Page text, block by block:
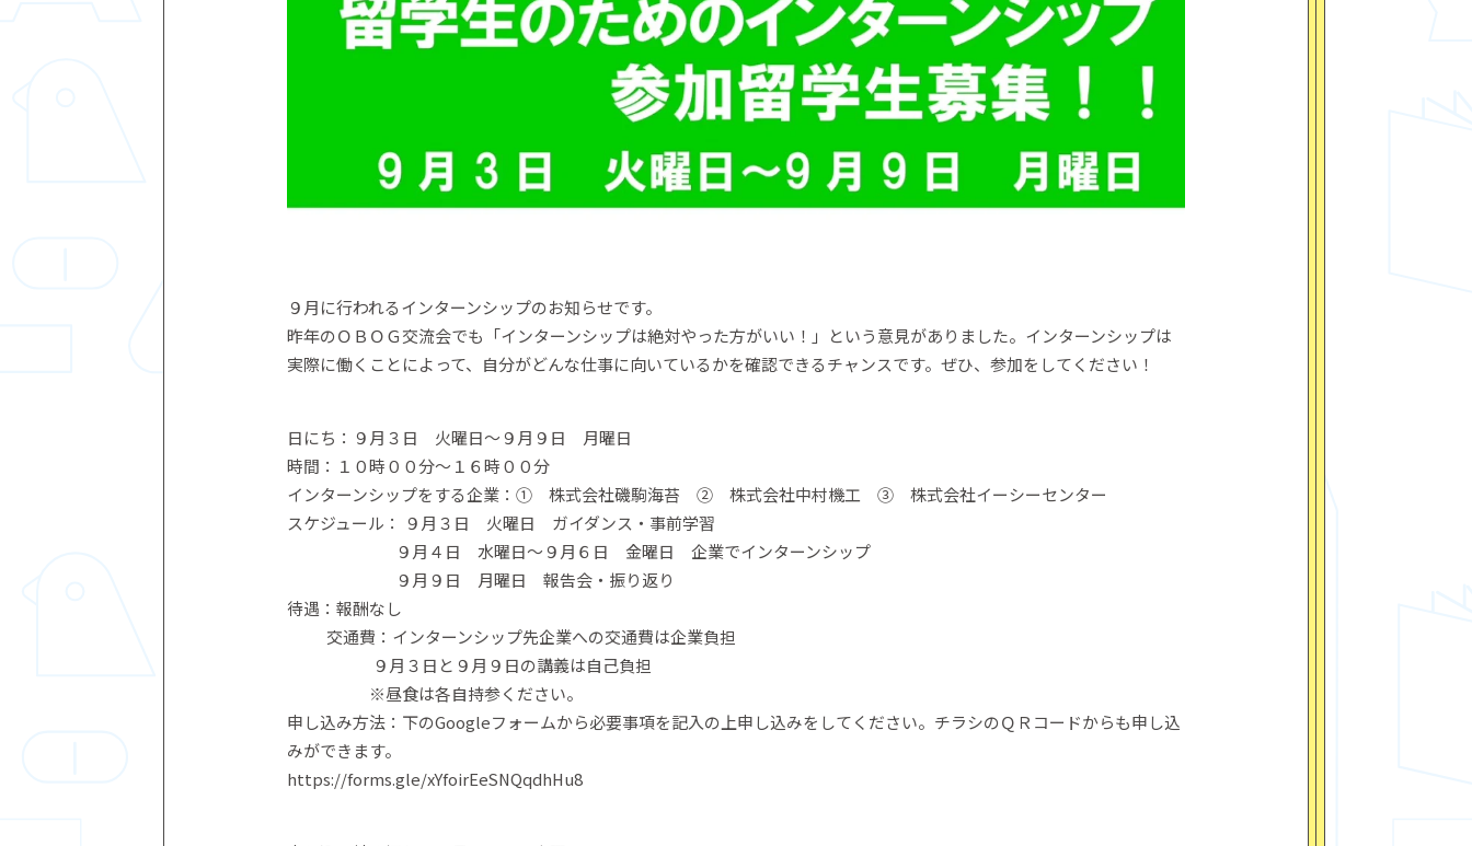
９月に行われるインターンシップのお知らせです。
昨年のＯＢＯＧ交流会でも「インターンシップは絶対やった方がいい！」という意見がありました。インターンシップは
実際に働くことによって、自分がどんな仕事に向いているかを確認できるチャンスです。ぜひ、参加をしてください！
日にち：９月３日 火曜日～９月９日 月曜日
時間：１０時００分～１６時００分
インターンシップをする企業：① 株式会社磯駒海苔 ② 株式会社中村機工 ③ 株式会社イーシーセンター
スケジュール： ９月３日 火曜日 ガイダンス・事前学習
９月４日 水曜日～９月６日 金曜日 企業でインターンシップ
９月９日 月曜日 報告会・振り返り
待遇：報酬なし
交通費：インターンシップ先企業への交通費は企業負担
９月３日と９月９日の講義は自己負担
※昼食は各自持参ください。
申し込み方法：下のGoogleフォームから必要事項を記入の上申し込みをしてください。チラシのＱＲコードからも申し込
みができます。
https://forms.gle/xYfoirEeSNQqdhHu8